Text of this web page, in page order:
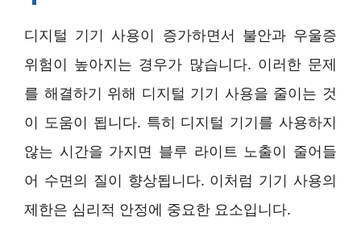
디지털 기기 사용이 증가하면서 불안과 우울증
위험이 높아지는 경우가 많습니다. 이러한 문제
를 해결하기 위해 디지털 기기 사용을 줄이는 것
이 도움이 됩니다. 특히 디지털 기기를 사용하지
않는 시간을 가지면 블루 라이트 노출이 줄어들
어 수면의 질이 향상됩니다. 이처럼 기기 사용의
제한은 심리적 안정에 중요한 요소입니다.